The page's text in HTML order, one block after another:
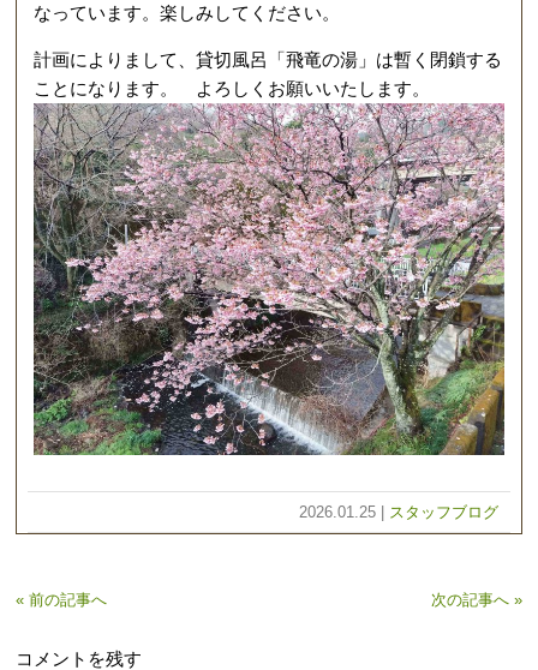
なっています。楽しみしてください。
計画によりまして、貸切風呂「飛竜の湯」は暫く閉鎖する
ことになります。 よろしくお願いいたします。
2026.01.25 | スタッフブログ
« 前の記事へ 次の記事へ »
コメントを残す